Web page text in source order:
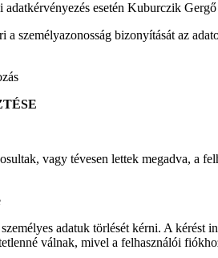
esetén Kuburczik
a személyazonosság bizonyítását az
vagy tévesen lettek megadva, a
adatuk törlését kérni. A
válnak, mivel a felhasználói